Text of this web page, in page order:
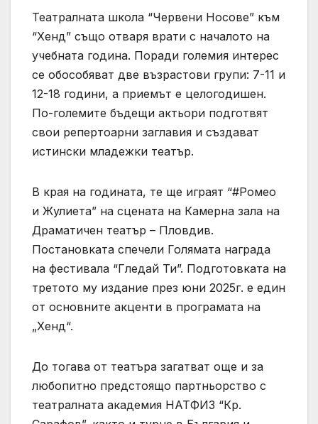
Театралната школа “Червени Носове” към
“Хенд” също отваря врати с началото на
учебната година. Поради големия интерес
се обособяват две възрастови групи: 7-11 и
12-18 години, а приемът е целогодишен.
По-големите бъдещи актьори подготвят
свои репертоарни заглавия и създават
истински младежки театър.
В края на годината, те ще играят “#Ромео
и Жулиета” на сцената на Камерна зала на
Драматичен театър – Пловдив.
Постановката спечели Голямата награда
на фестивала “Гледай Ти”. Подготовката на
третото му издание през юни 2025г. е един
от основните акценти в програмата на
„Хенд“.
До тогава от театъра загатват още и за
любопитно предстоящо партньорство с
театралната академия НАТФИЗ “Кр.